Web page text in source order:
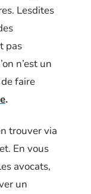
Lesdites
pas
n’est un
faire
.
trouver via
En vous
avocats,
un